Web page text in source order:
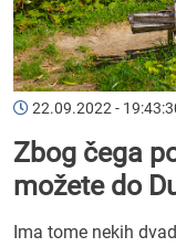
22.09.2022 -
Zbog čega
možete do
Ima tome nekih